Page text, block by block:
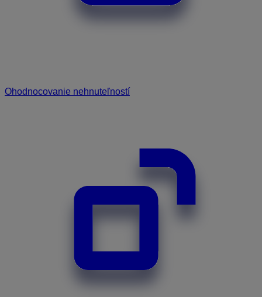
Ohodnocovanie nehnuteľností